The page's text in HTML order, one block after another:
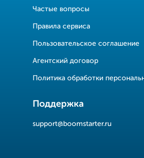
Частые вопросы
Правила сервиса
Пользовательское соглашение
Агентский договор
Политика обработки
Поддержка
support@boomstarter.ru